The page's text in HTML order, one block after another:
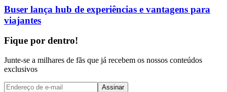
Buser lança hub de experiências e vantagens para
viajantes
Fique por dentro!
Junte-se a milhares de fãs que já recebem os nossos conteúdos
exclusivos
Assinar